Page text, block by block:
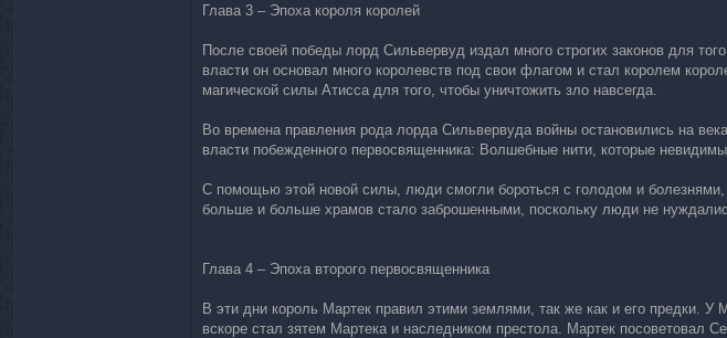
Глава 3 – Эпоха короля королей
После своей победы лорд Сильвервуд издал много строгих законов для
власти он основал много королевств под свои флагом и стал королем
магической силы Атисса для того, чтобы уничтожить зло навсегда.
Во времена правления рода лорда Сильвервуда войны остановились на
власти побежденного первосвященника: Волшебные нити, которые
С помощью этой новой силы, люди смогли бороться с голодом и
больше и больше храмов стало заброшенными, поскольку люди не
Глава 4 – Эпоха второго первосвященника
В эти дни король Мартек правил этими землями, так же как и его предки.
вскоре стал зятем Мартека и наследником престола. Мартек посоветовал